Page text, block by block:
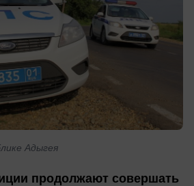
Адыгея
продолжают совершать